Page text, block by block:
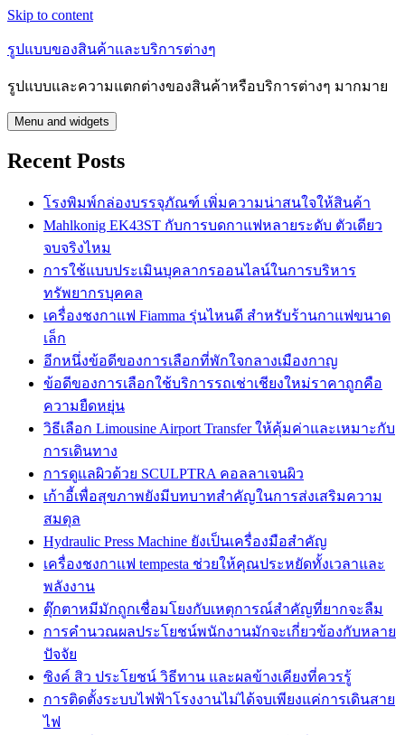
Skip to content
รูปแบบของสินค้าและบริการต่างๆ
รูปแบบและความแตกต่างของสินค้าหรือบริการต่างๆ มากมาย
Menu and widgets
Recent Posts
โรงพิมพ์กล่องบรรจุภัณฑ์ เพิ่มความน่าสนใจให้สินค้า
Mahlkonig EK43ST กับการบดกาแฟหลายระดับ ตัวเดียว
จบจริงไหม
การใช้แบบประเมินบุคลากรออนไลน์ในการบริหาร
ทรัพยากรบุคคล
เครื่องชงกาแฟ Fiamma รุ่นไหนดี สำหรับร้านกาแฟขนาด
เล็ก
อีกหนึ่งข้อดีของการเลือกที่พักใจกลางเมืองกาญ
ข้อดีของการเลือกใช้บริการรถเช่าเชียงใหม่ราคาถูกคือ
ความยืดหยุ่น
วิธีเลือก Limousine Airport Transfer ให้คุ้มค่าและเหมาะกับ
การเดินทาง
การดูแลผิวด้วย SCULPTRA คอลลาเจนผิว
เก้าอี้เพื่อสุขภาพยังมีบทบาทสำคัญในการส่งเสริมความ
สมดุล
Hydraulic Press Machine ยังเป็นเครื่องมือสำคัญ
เครื่องชงกาแฟ tempesta ช่วยให้คุณประหยัดทั้งเวลาและ
พลังงาน
ตุ๊กตาหมีมักถูกเชื่อมโยงกับเหตุการณ์สำคัญที่ยากจะลืม
การคำนวณผลประโยชน์พนักงานมักจะเกี่ยวข้องกับหลาย
ปัจจัย
ซิงค์ สิว ประโยชน์ วิธีทาน และผลข้างเคียงที่ควรรู้
การติดตั้งระบบไฟฟ้าโรงงานไม่ได้จบเพียงแค่การเดินสาย
ไฟ